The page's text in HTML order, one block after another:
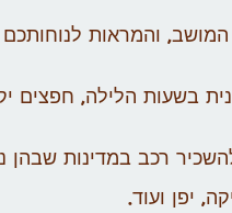
רכב במדינות שבהן
יפן ועוד.